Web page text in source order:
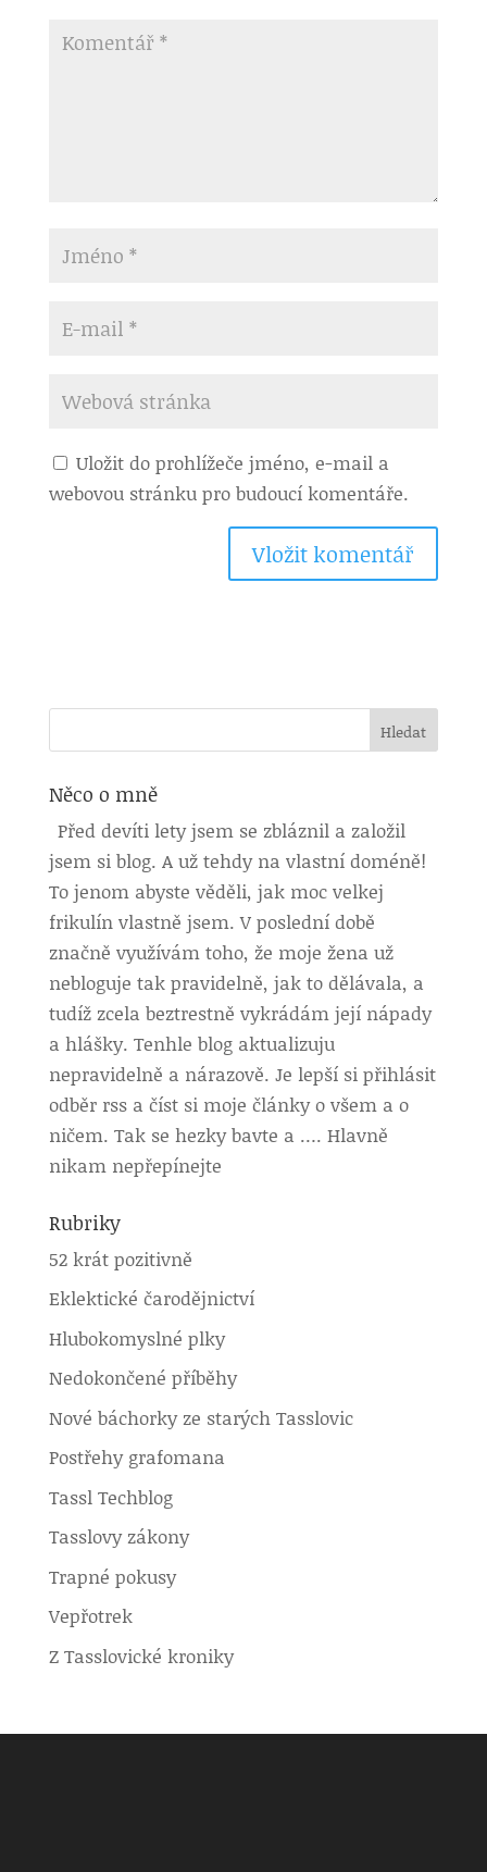
Uložit do prohlížeče jméno, e-mail a
webovou stránku pro budoucí komentáře.
Něco o mně
Před devíti lety jsem se zbláznil a založil
jsem si blog. A už tehdy na vlastní doméně!
To jenom abyste věděli, jak moc velkej
frikulín vlastně jsem. V poslední době
značně využívám toho, že moje žena už
nebloguje tak pravidelně, jak to dělávala, a
tudíž zcela beztrestně vykrádám její nápady
a hlášky. Tenhle blog aktualizuju
nepravidelně a nárazově. Je lepší si přihlásit
odběr rss a číst si moje články o všem a o
ničem. Tak se hezky bavte a …. Hlavně
nikam nepřepínejte
Rubriky
52 krát pozitivně
Eklektické čarodějnictví
Hlubokomyslné plky
Nedokončené příběhy
Nové báchorky ze starých Tasslovic
Postřehy grafomana
Tassl Techblog
Tasslovy zákony
Trapné pokusy
Vepřotrek
Z Tasslovické kroniky